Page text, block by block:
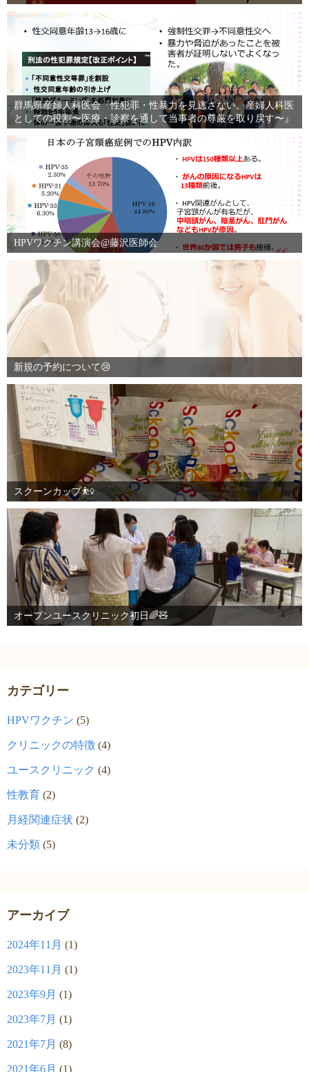
群馬県産婦人科医会『性犯罪・性暴力を見逃さない。産婦人科医
としての役割〜医療・診察を通して当事者の尊厳を取り戻す〜』
HPVワクチン講演会@藤沢医師会
新規の予約について😢
スクーンカップ⛹️‍♀️
オープンユースクリニック初日🌈🧸
カテゴリー
HPVワクチン (5)
クリニックの特徴 (4)
ユースクリニック (4)
性教育 (2)
月経関連症状 (2)
未分類 (5)
アーカイブ
2024年11月 (1)
2023年11月 (1)
2023年9月 (1)
2023年7月 (1)
2021年7月 (8)
2021年6月 (1)